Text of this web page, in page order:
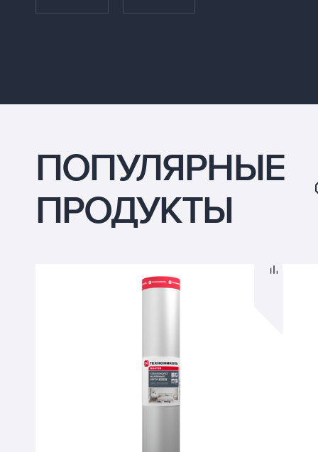
ПОПУЛЯРНЫЕ
ПРОДУКТЫ